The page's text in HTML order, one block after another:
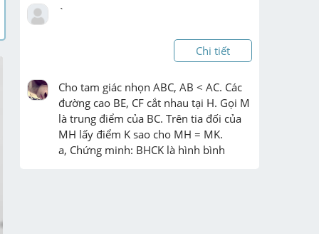
`
Chi tiết
Cho tam giác nhọn ABC, AB < AC. Các
đường cao BE, CF cắt nhau tại H. Gọi M
là trung điểm của BC. Trên tia đối của
MH lấy điểm K sao cho MH = MK.
a, Chứng minh: BHCK là hình bình